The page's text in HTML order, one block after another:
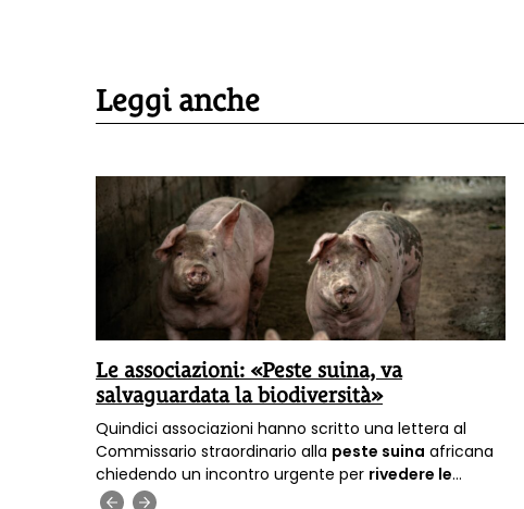
Leggi anche
Le associazioni: «Peste suina, va
salvaguardata la biodiversità»
Quindici associazioni hanno scritto una lettera al
Commissario straordinario alla peste suina africana
chiedendo un incontro urgente per rivedere le
misurepreviste per contrastare l’emergenza sul